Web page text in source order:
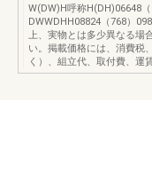
W(DW)H呼称H(DH)06648（
DWWDHH08824（768）
上、実物とは多少異なる場
い。掲載価格には、消費税
く）、組立代、取付費、運